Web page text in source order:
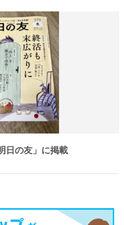
日の友」に掲載